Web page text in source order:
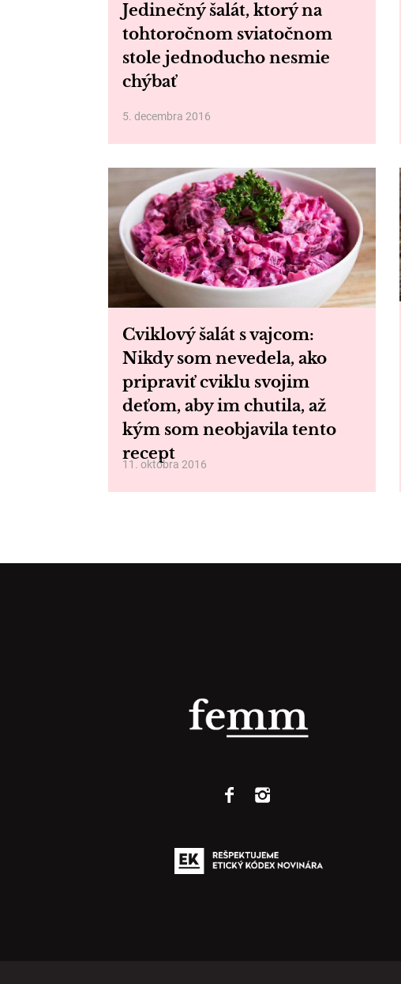
Jedinečný šalát, ktorý na
tohtoročnom sviatočnom
stole jednoducho nesmie
chýbať
5. decembra 2016
Cviklový šalát s vajcom:
Nikdy som nevedela, ako
pripraviť cviklu svojim
deťom, aby im chutila, až
kým som neobjavila tento
recept
11. októbra 2016